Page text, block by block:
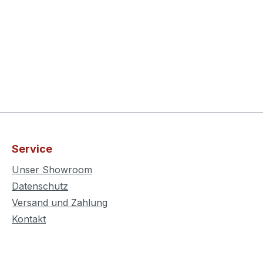
Service
Unser Showroom
Datenschutz
Versand und Zahlung
Kontakt